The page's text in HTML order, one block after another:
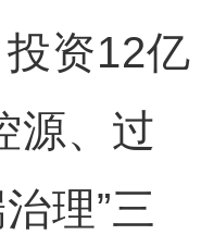
资12亿
源、过
理”三